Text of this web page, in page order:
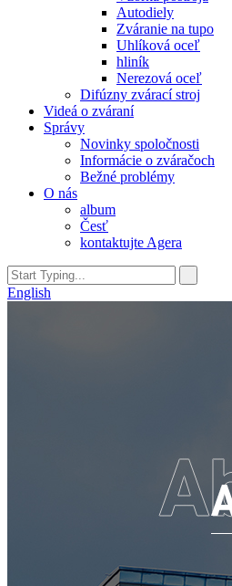
Autodiely
Zváranie na tupo
Uhlíková oceľ
hliník
Nerezová oceľ
Difúzny zvárací stroj
Videá o zváraní
Správy
Novinky spoločnosti
Informácie o zváračoch
Bežné problémy
O nás
album
Česť
kontaktujte Agera
English